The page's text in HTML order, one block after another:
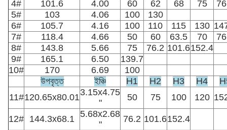
7. নমুনা পাওয়া যায়বিদ্যমান পণ্যের জন্য, নমুনা সময় 2 দিনের মধ্যে।
4#
101.6 4.00 60 62 68 75
5#
103 4.06 100
130
6#
105.7 4.16 100 110 115 130
7#
118.4 4.66 50 60 63.5 70
8#
143.8 5.66 75 76.2 101.6152.4
9#
165.1 6.50
139.7
10#
170 6.69
100
উপবৃত্ত
ইঞ্চি H1 H2 H3 H4
11#120.65x80.013.15x4.75
"
50 75 100 120
12# 144.3x68.1 5.68x2.68
"
76.2 101.6152.4